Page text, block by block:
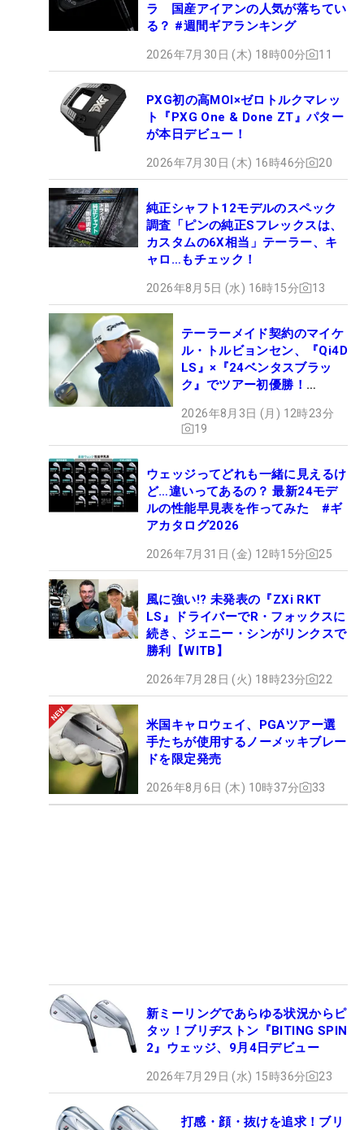
ラ 国産アイアンの人気が落ちてい
る？ #週間ギアランキング
2026年7月30日 (木) 18時00分 11
PXG初の高MOI×ゼロトルクマレッ
ト『PXG One & Done ZT』パター
が本日デビュー！
2026年7月30日 (木) 16時46分 20
純正シャフト12モデルのスペック
調査「ピンの純正Sフレックスは、
カスタムの6X相当」テーラー、キ
ャロ…もチェック！
2026年8月5日 (水) 16時15分 13
テーラーメイド契約のマイケ
ル・トルビョンセン、『Qi4D
LS』×『24ベンタスブラッ
ク』でツアー初優勝！
2026年8月3日 (月) 12時23分
19
ウェッジってどれも一緒に見えるけ
ど…違いってあるの？ 最新24モデ
ルの性能早見表を作ってみた #ギ
アカタログ2026
2026年7月31日 (金) 12時15分 25
風に強い!? 未発表の『ZXi RKT
LS』ドライバーでR・フォックスに
続き、ジェニー・シンがリンクスで
勝利【WITB】
2026年7月28日 (火) 18時23分 22
米国キャロウェイ、PGAツアー選
手たちが使用するノーメッキブレー
ドを限定発売
2026年8月6日 (木) 10時37分 33
新ミーリングであらゆる状況からピ
タッ！ブリヂストン『BITING SPIN
2』ウェッジ、9月4日デビュー
2026年7月29日 (水) 15時36分 23
打感・顔・抜けを追求！ブリ